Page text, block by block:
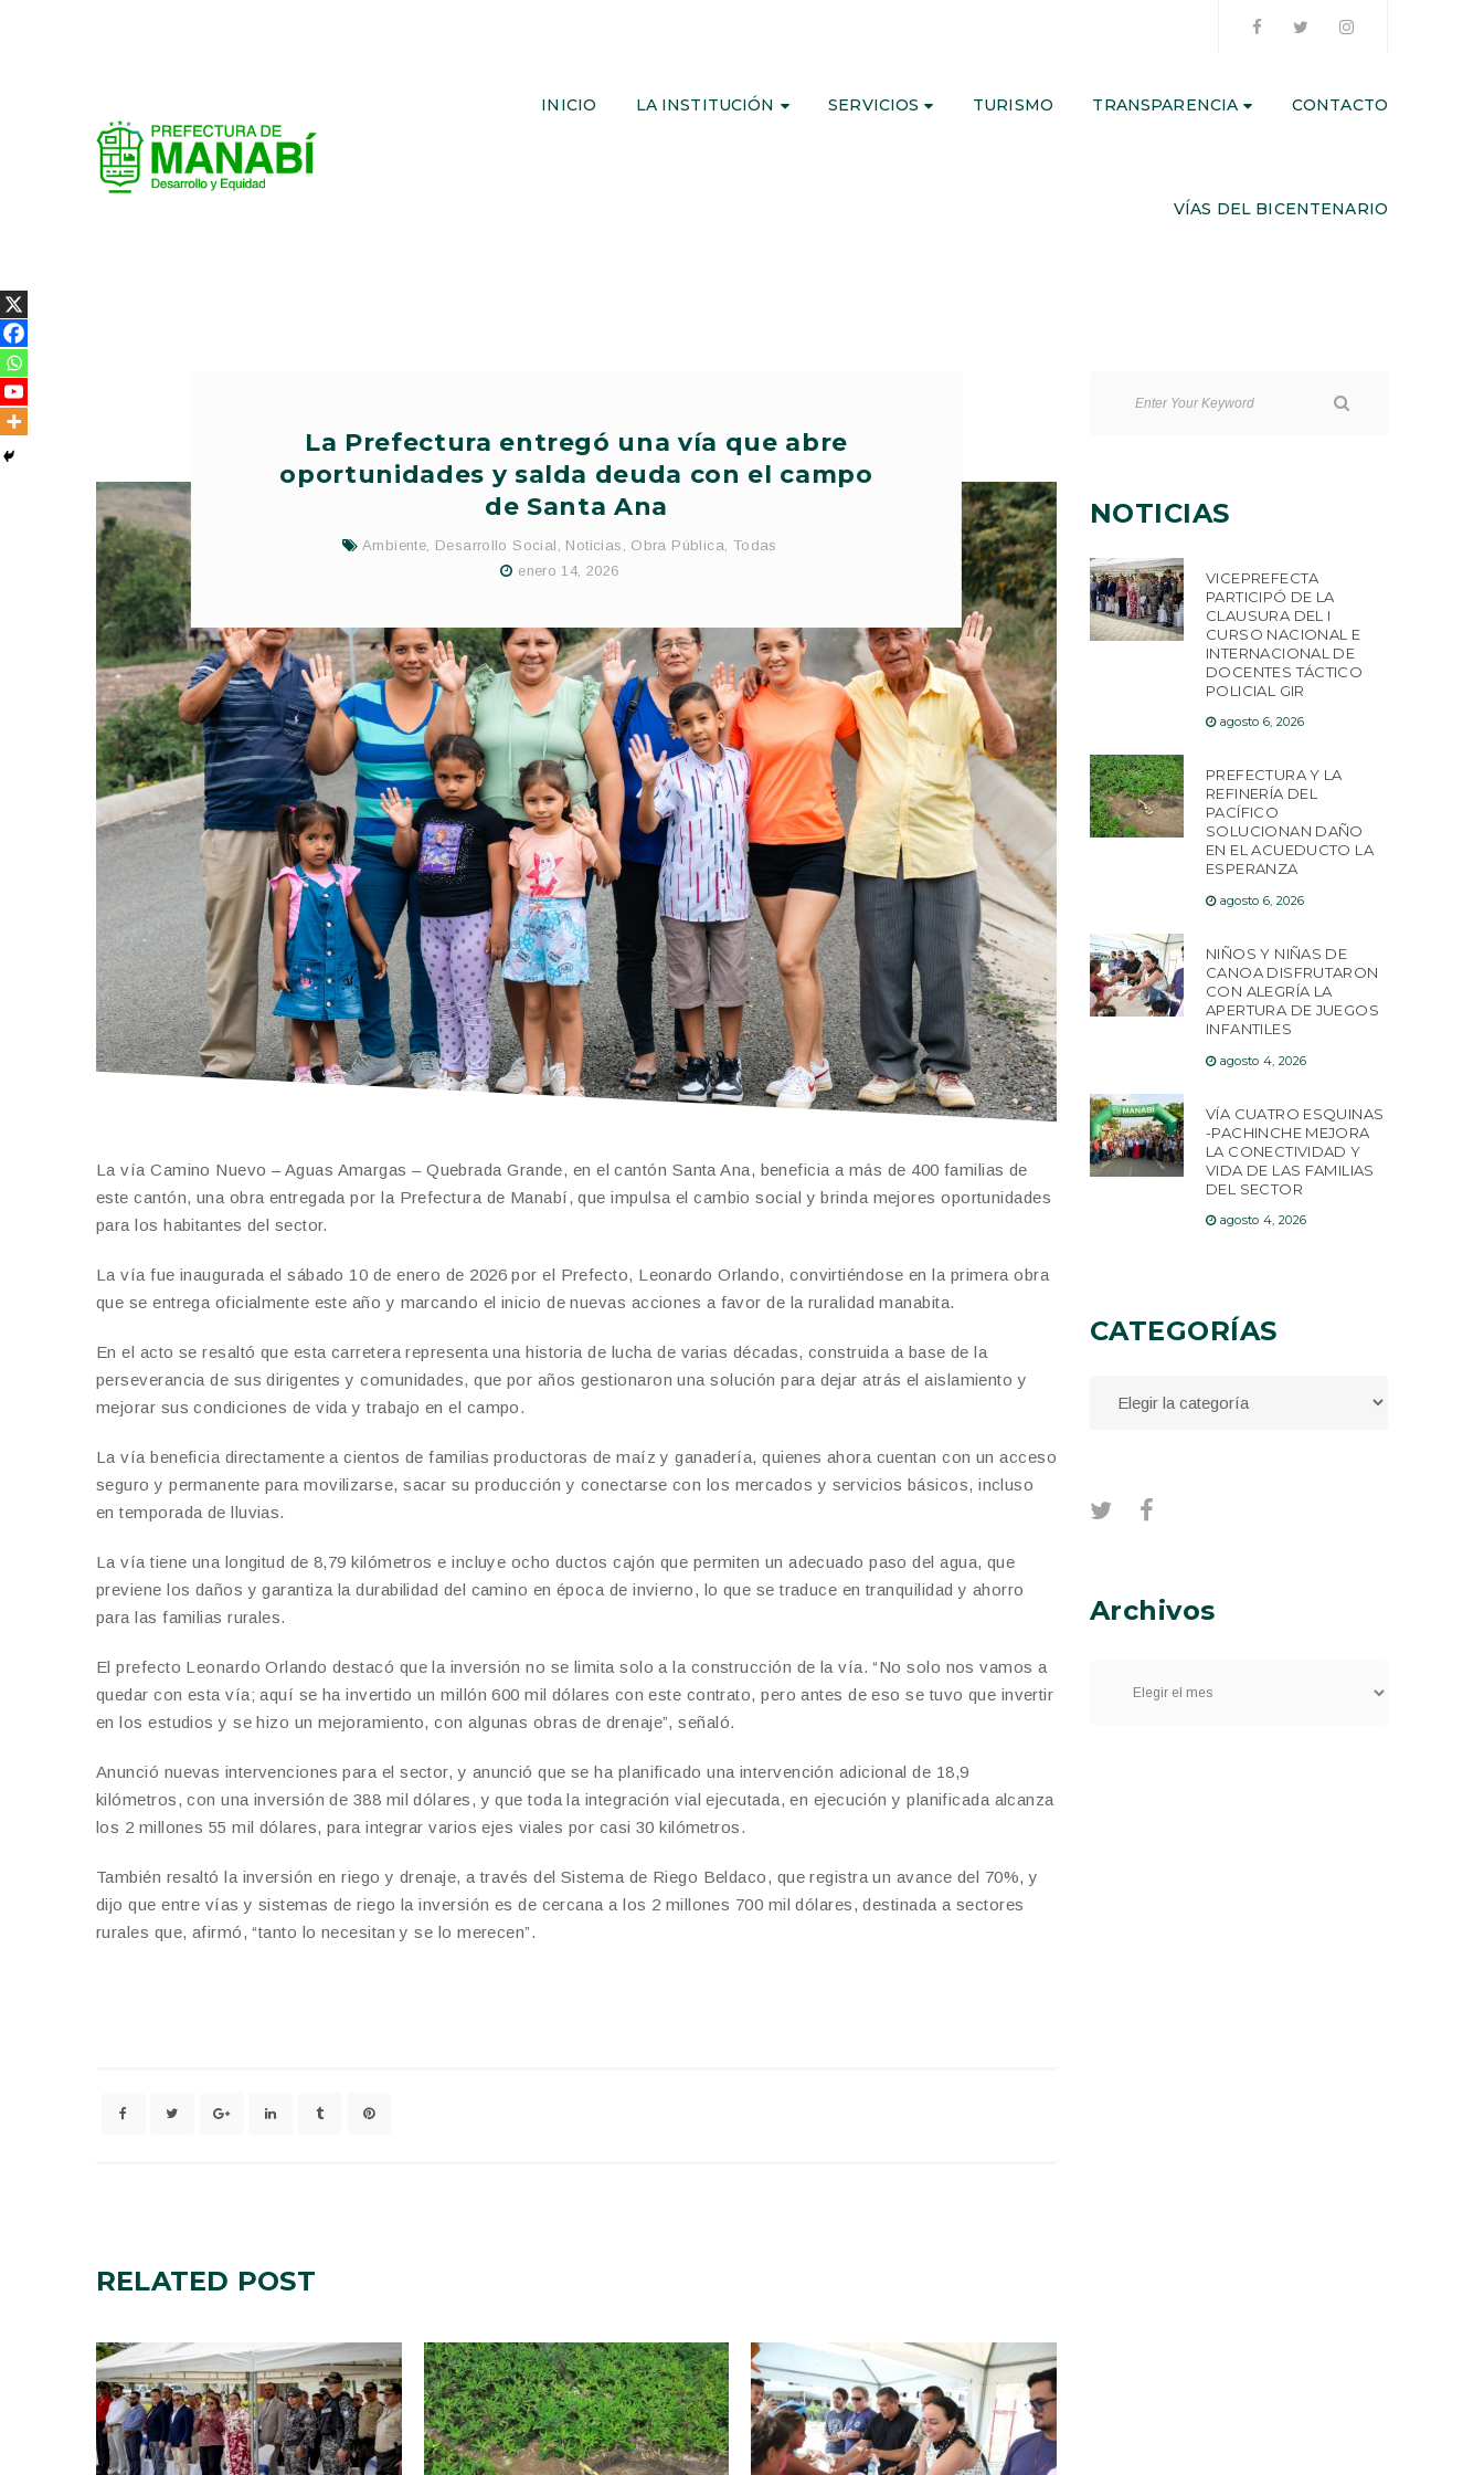
INICIO LA INSTITUCIÓN SERVICIOS TURISMO TRANSPARENCIA CONTACTO
VÍAS DEL BICENTENARIO
La Prefectura entregó una vía que abre
oportunidades y salda deuda con el campo
de Santa Ana
Ambiente, Desarrollo Social , Noticias , Obra Pública, Todas
enero 14, 2026
La vía Camino Nuevo – Aguas Amargas – Quebrada Grande, en el cantón Santa Ana, beneficia a más de 400 familias de
este cantón, una obra entregada por la Prefectura de Manabí, que impulsa el cambio social y brinda mejores oportunidades
para los habitantes del sector.
La vía fue inaugurada el sábado 10 de enero de 2026 por el Prefecto, Leonardo Orlando, convirtiéndose en la primera obra
que se entrega oficialmente este año y marcando el inicio de nuevas acciones a favor de la ruralidad manabita.
En el acto se resaltó que esta carretera representa una historia de lucha de varias décadas, construida a base de la
perseverancia de sus dirigentes y comunidades, que por años gestionaron una solución para dejar atrás el aislamiento y
mejorar sus condiciones de vida y trabajo en el campo.
La vía beneficia directamente a cientos de familias productoras de maíz y ganadería, quienes ahora cuentan con un acceso
seguro y permanente para movilizarse, sacar su producción y conectarse con los mercados y servicios básicos, incluso
en temporada de lluvias.
La vía tiene una longitud de 8,79 kilómetros e incluye ocho ductos cajón que permiten un adecuado paso del agua, que
previene los daños y garantiza la durabilidad del camino en época de invierno, lo que se traduce en tranquilidad y ahorro
para las familias rurales.
El prefecto Leonardo Orlando destacó que la inversión no se limita solo a la construcción de la vía. “No solo nos vamos a
quedar con esta vía; aquí se ha invertido un millón 600 mil dólares con este contrato, pero antes de eso se tuvo que invertir
en los estudios y se hizo un mejoramiento, con algunas obras de drenaje”, señaló.
Anunció nuevas intervenciones para el sector, y anunció que se ha planificado una intervención adicional de 18,9
kilómetros, con una inversión de 388 mil dólares, y que toda la integración vial ejecutada, en ejecución y planificada alcanza
los 2 millones 55 mil dólares, para integrar varios ejes viales por casi 30 kilómetros.
También resaltó la inversión en riego y drenaje, a través del Sistema de Riego Beldaco, que registra un avance del 70%, y
dijo que entre vías y sistemas de riego la inversión es de cercana a los 2 millones 700 mil dólares, destinada a sectores
rurales que, afirmó, “tanto lo necesitan y se lo merecen”.
RELATED POST
NOTICIAS
VICEPREFECTA
PARTICIPÓ DE LA
CLAUSURA DEL I
CURSO NACIONAL E
INTERNACIONAL DE
DOCENTES TÁCTICO
POLICIAL GIR
agosto 6, 2026
PREFECTURA Y LA
REFINERÍA DEL
PACÍFICO
SOLUCIONAN DAÑO
EN EL ACUEDUCTO LA
ESPERANZA
agosto 6, 2026
NIÑOS Y NIÑAS DE
CANOA DISFRUTARON
CON ALEGRÍA LA
APERTURA DE JUEGOS
INFANTILES
agosto 4, 2026
VÍA CUATRO ESQUINAS
-PACHINCHE MEJORA
LA CONECTIVIDAD Y
VIDA DE LAS FAMILIAS
DEL SECTOR
agosto 4, 2026
CATEGORÍAS
Archivos